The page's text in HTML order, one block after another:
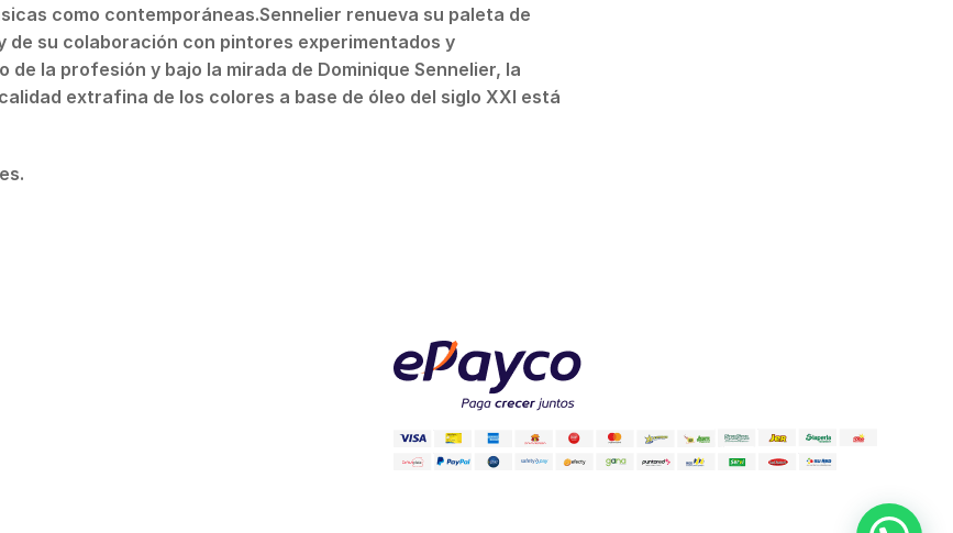
como contemporáneas.Sennelier renueva su paleta de
su colaboración con pintores experimentados y
la profesión y bajo la mirada de Dominique Sennelier, la
extrafina de los colores a base de óleo del siglo XXI está